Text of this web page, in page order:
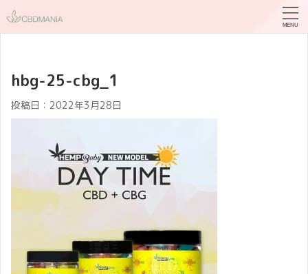
hbg-25-cbg_1
投稿日： 2022年3月28日